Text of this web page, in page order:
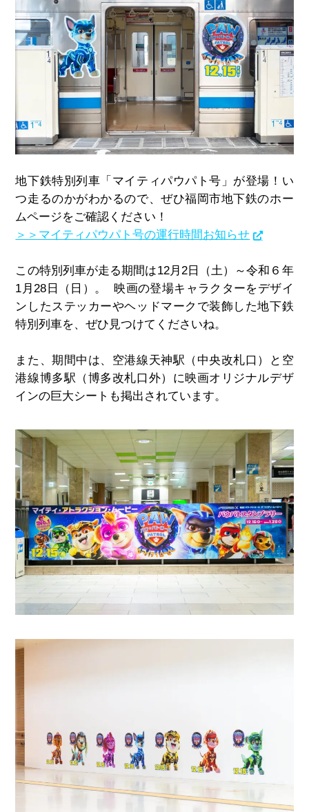
地下鉄特別列車「マイティパウパト号」が登場！い
つ走るのかがわかるので、ぜひ福岡市地下鉄のホー
ムページをご確認ください！
＞＞マイティパウパト号の運行時間お知らせ
この特別列車が走る期間は12月2日（土）～令和６年
1月28日（日）。 映画の登場キャラクターをデザイ
ンしたステッカーやヘッドマークで装飾した地下鉄
特別列車を、ぜひ見つけてくださいね。
また、期間中は、空港線天神駅（中央改札口）と空
港線博多駅（博多改札口外）に映画オリジナルデザ
インの巨大シートも掲出されています。